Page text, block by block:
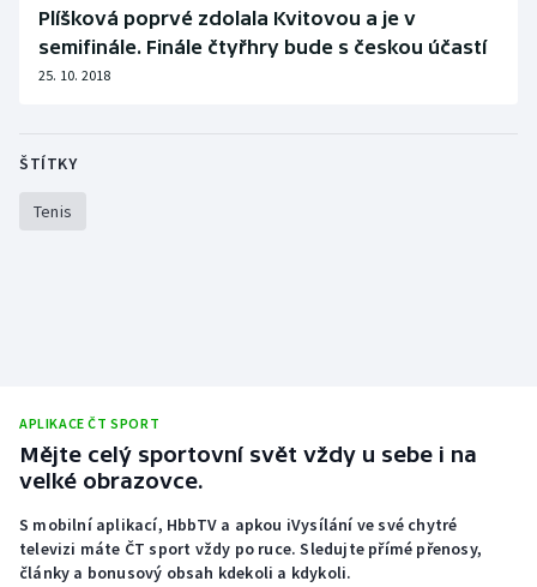
Plíšková poprvé zdolala Kvitovou a je v
semifinále. Finále čtyřhry bude s českou účastí
25. 10. 2018
ŠTÍTKY
Tenis
APLIKACE ČT SPORT
Mějte celý sportovní svět vždy u sebe i na
velké obrazovce.
S mobilní aplikací, HbbTV a apkou iVysílání ve své chytré
televizi máte ČT sport vždy po ruce. Sledujte přímé přenosy,
články a bonusový obsah kdekoli a kdykoli.